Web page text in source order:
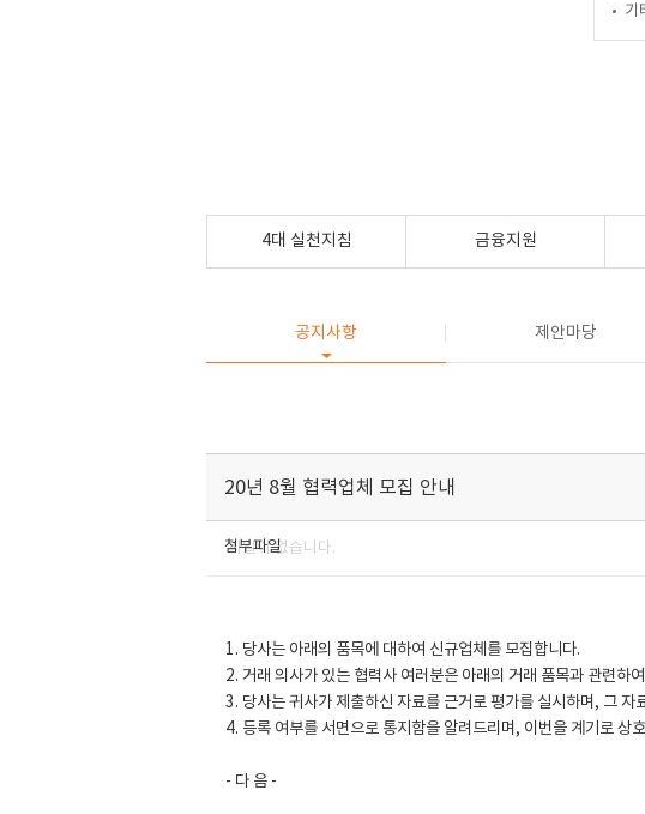
기
4대 실천지침 금융지원
공지사항 제안마당
20년 8월 협력업체 모집 안내
첨부파일
파일이 없습니다.
1. 당사는 아래의 품목에 대하여 신규업체를 모집합니다.
2. 거래 의사가 있는 협력사 여러분은 아래의 거래 품목과 관련하
3. 당사는 귀사가 제출하신 자료를 근거로 평가를 실시하며, 그
4. 등록 여부를 서면으로 통지함을 알려드리며, 이번을 계기로 상
- 다 음 -